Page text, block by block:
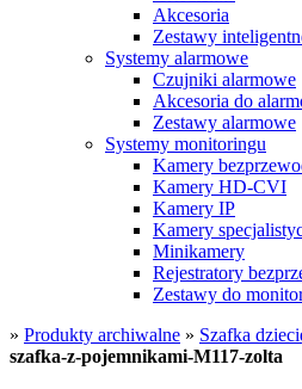
Akcesoria
Zestawy
Systemy alarmowe
Czujniki alarmowe
Akcesoria do
Zestawy alarmowe
Systemy monitoringu
Kamery
Kamery HD-CVI
Kamery IP
Kamery
Minikamery
Rejestratory
Zestawy do
» Produkty archiwalne » Szafka
szafka-z-pojemnikami-M117-zolta